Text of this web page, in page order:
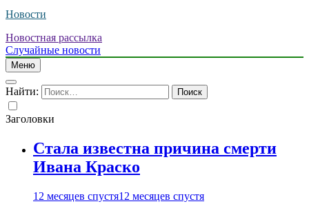
Новости
Новостная рассылка
Случайные новости
Меню
Найти:
Заголовки
Стала известна причина смерти
Ивана Краско
12 месяцев спустя12 месяцев спустя